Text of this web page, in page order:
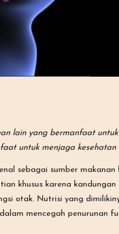
lain yang bermanfaat
untuk menjaga kesehatan
sebagai sumber makanan
khusus karena kandungan
otak. Nutrisi yang
mencegah penurunan